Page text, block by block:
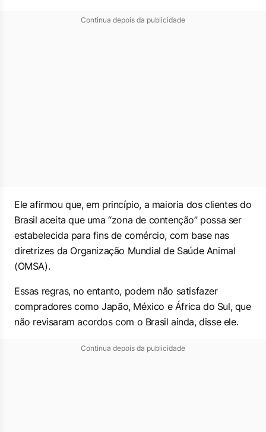
Continua depois da publicidade
Ele afirmou que, em princípio, a maioria dos clientes do
Brasil aceita que uma “zona de contenção” possa ser
estabelecida para fins de comércio, com base nas
diretrizes da Organização Mundial de Saúde Animal
(OMSA).
Essas regras, no entanto, podem não satisfazer
compradores como Japão, México e África do Sul, que
não revisaram acordos com o Brasil ainda, disse ele.
Continua depois da publicidade